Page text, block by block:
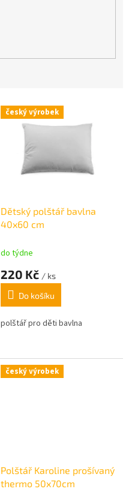
český výrobek
Dětský polštář bavlna
40x60 cm
do týdne
220 Kč / ks
Do košíku
polštář pro děti bavlna
český výrobek
Polštář Karoline prošívaný
thermo 50x70cm